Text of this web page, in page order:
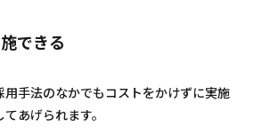
できる
用手法のなかでもコストをかけずに実施
あげられます。